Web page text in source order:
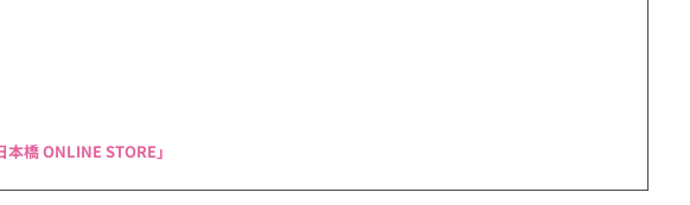
橋 ONLINE STORE」